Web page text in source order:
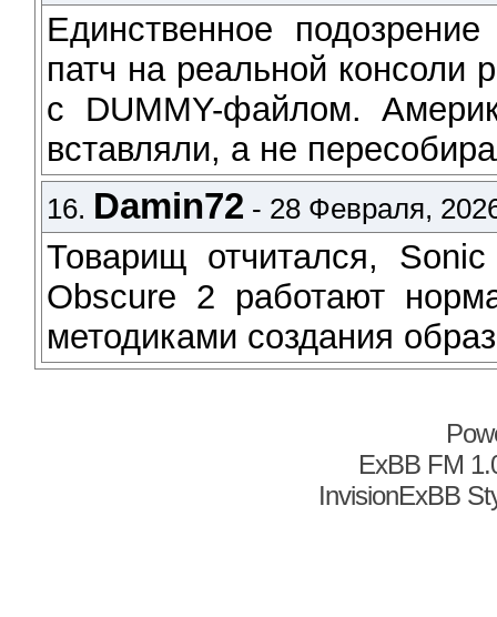
Единственное
патч на реальной консоли
с DUMMY-файлом.
вставляли, а не
16. Damin72 - 28 Февраля,
Товарищ отчитался,
Obscure 2 работают
методиками создания
ExBB FM
InvisionExBB